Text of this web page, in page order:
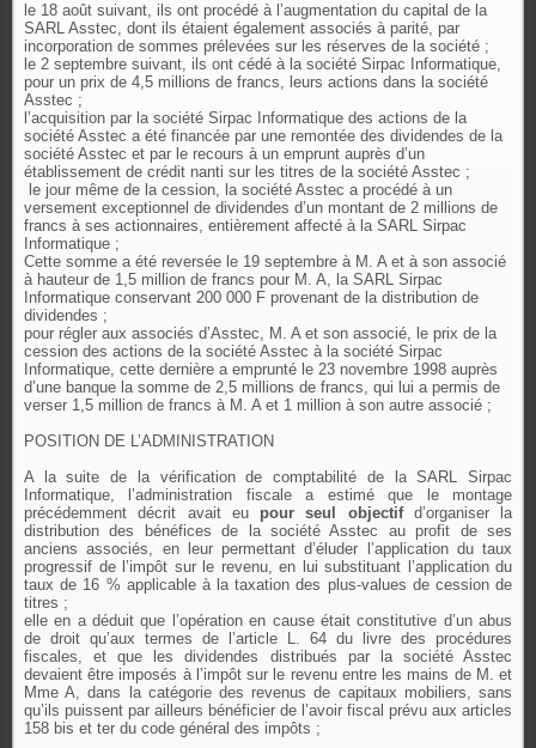
le 18 août suivant, ils ont procédé à l’augmentation du capital de la
SARL Asstec, dont ils étaient également associés à parité, par
incorporation de sommes prélevées sur les réserves de la société ;
le 2 septembre suivant, ils ont cédé à la société Sirpac Informatique,
pour un prix de 4,5 millions de francs, leurs actions dans la société
Asstec ;
l’acquisition par la société Sirpac Informatique des actions de la
société Asstec a été financée par une remontée des dividendes de la
société Asstec et par le recours à un emprunt auprès d’un
établissement de crédit nanti sur les titres de la société Asstec ;
le jour même de la cession, la société Asstec a procédé à un
versement exceptionnel de dividendes d’un montant de 2 millions de
francs à ses actionnaires, entièrement affecté à la SARL Sirpac
Informatique ;
Cette somme a été reversée le 19 septembre à M. A et à son associé
à hauteur de 1,5 million de francs pour M. A, la SARL Sirpac
Informatique conservant 200 000 F provenant de la distribution de
dividendes ;
pour régler aux associés d’Asstec, M. A et son associé, le prix de la
cession des actions de la société Asstec à la société Sirpac
Informatique, cette dernière a emprunté le 23 novembre 1998 auprès
d’une banque la somme de 2,5 millions de francs, qui lui a permis de
verser 1,5 million de francs à M. A et 1 million à son autre associé ;
POSITION DE L’ADMINISTRATION
A la suite de la vérification de comptabilité de la SARL Sirpac
Informatique, l’administration fiscale a estimé que le montage
précédemment décrit avait eu pour seul objectifd’organiser la
distribution des bénéfices de la société Asstec au profit de ses
anciens associés, en leur permettant d’éluder l’application du taux
progressif de l’impôt sur le revenu, en lui substituant l’application du
taux de 16 % applicable à la taxation des plus-values de cession de
titres ;
elle en a déduit que l’opération en cause était constitutive d’un abus
de droit qu’aux termes de l’article L. 64 du livre des procédures
fiscales, et que les dividendes distribués par la société Asstec
devaient être imposés à l’impôt sur le revenu entre les mains de M. et
Mme A, dans la catégorie des revenus de capitaux mobiliers, sans
qu’ils puissent par ailleurs bénéficier de l’avoir fiscal prévu aux articles
158 bis et ter du code général des impôts ;